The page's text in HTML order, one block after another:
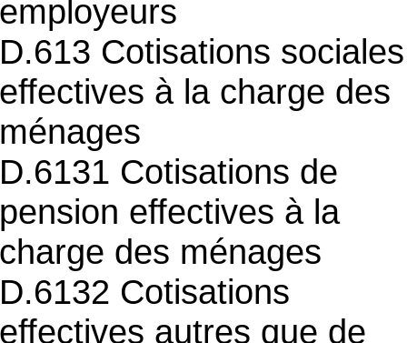
employeurs
D.613 Cotisations sociales
effectives à la charge des
ménages
D.6131 Cotisations de
pension effectives à la
charge des ménages
D.6132 Cotisations
effectives autres que de